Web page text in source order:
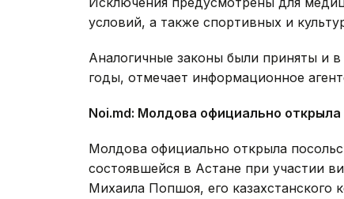
условий, а также спортивных и
Аналогичные законы были приняты и
годы, отмечает информационное
Noi.md: Молдова официально открыла
Молдова официально открыла
состоявшейся в Астане при участии
Михаила Попшоя, его казахстанского